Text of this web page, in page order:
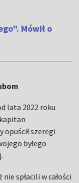
Mówił o
lata 2022 roku
opuścił szeregi
byłego
spłacili w całości